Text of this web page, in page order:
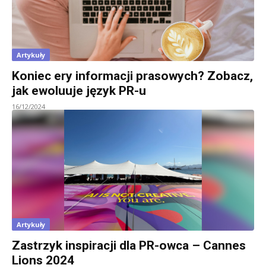
Artykuły
Koniec ery informacji prasowych? Zobacz,
jak ewoluuje język PR-u
16/12/2024
Artykuły
Zastrzyk inspiracji dla PR-owca – Cannes
Lions 2024